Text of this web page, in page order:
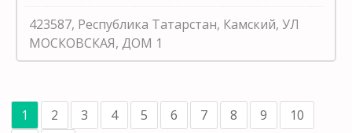
423587, Республика Татарстан, Камский, УЛ
МОСКОВСКАЯ, ДОМ 1
1 2 3 4 5 6 7 8 9
10